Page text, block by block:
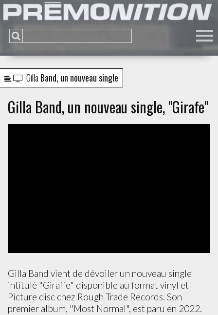
GillaBand, un nouveau single
Gilla Band, un nouveau single, "Girafe"
Gilla Band vient de dévoiler un nouveau single
intitulé "Giraffe" disponible au format vinyl et
Picture disc chez Rough Trade Records. Son
premier album, "Most Normal", est paru en 2022.